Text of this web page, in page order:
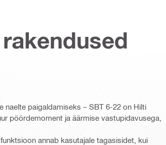
naelte paigaldamiseks – SBT 6-22 on Hilti
pöördemoment ja äärmise vastupidavusega,
annab kasutajale tagasisidet, kui